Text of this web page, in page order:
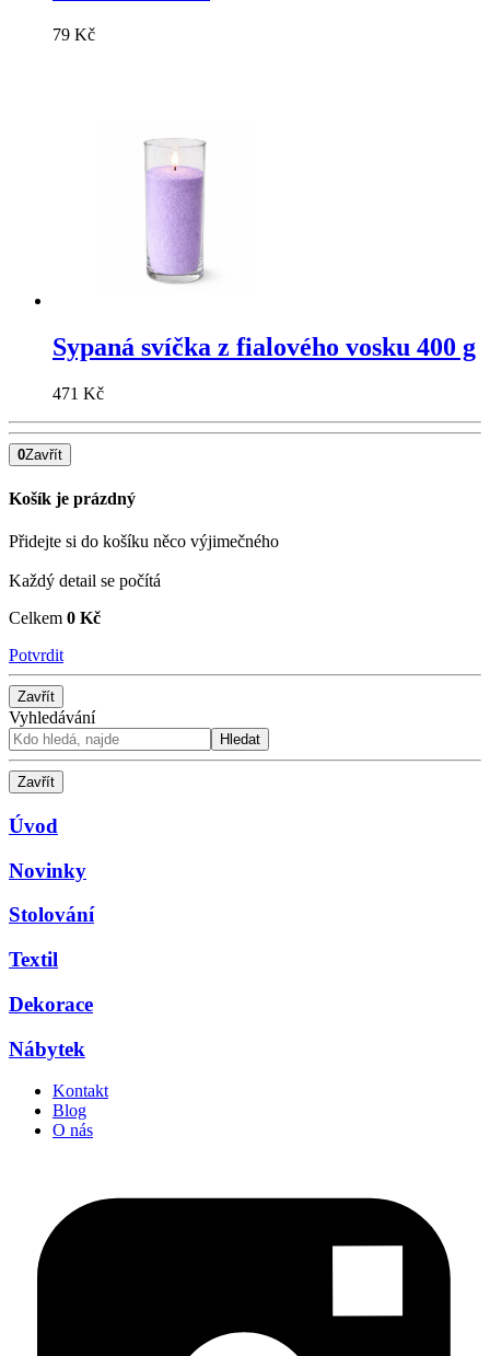
79 Kč
Sypaná svíčka z fialového vosku 400 g
471 Kč
0Zavřít
Košík je prázdný
Přidejte si do košíku něco výjimečného
Každý detail se počítá
Celkem 0 Kč
Potvrdit
Zavřít
Vyhledávání
Hledat
Zavřít
Úvod
Novinky
Stolování
Textil
Dekorace
Nábytek
Kontakt
Blog
O nás